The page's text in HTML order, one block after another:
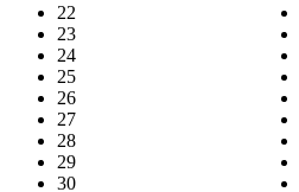
22
23
24
25
26
27
28
29
30